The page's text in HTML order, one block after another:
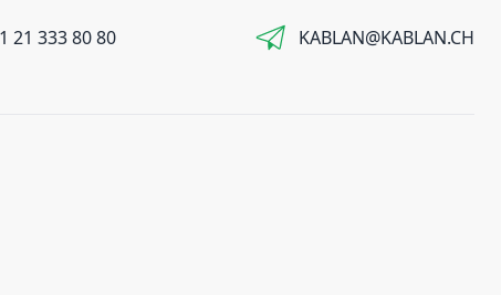
21 333 80 80 KABLAN@KABLAN.CH